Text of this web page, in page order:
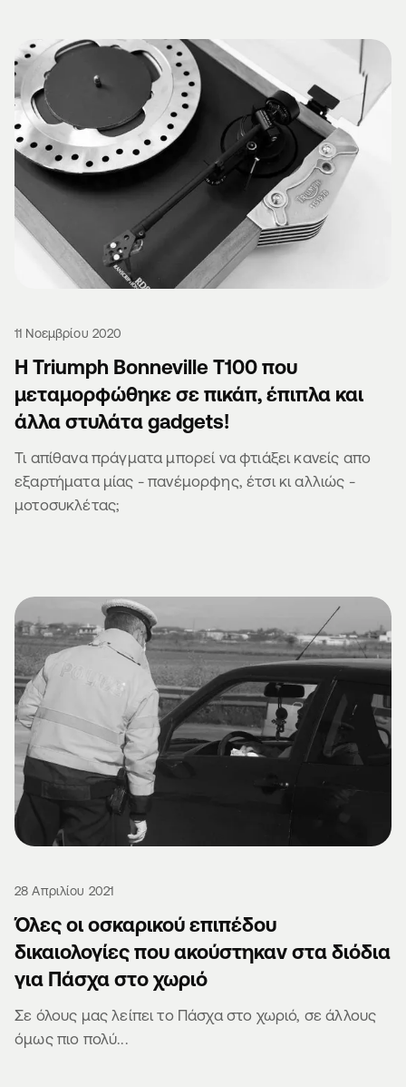
11 Νοεμβρίου 2020
Η Triumph Bonneville T100 που
μεταμορφώθηκε σε πικάπ, έπιπλα και
άλλα στυλάτα gadgets!
Τι απίθανα πράγματα μπορεί να φτιάξει κανείς απο
εξαρτήματα μίας - πανέμορφης, έτσι κι αλλιώς -
μοτοσυκλέτας;
28 Απριλίου 2021
Όλες οι οσκαρικού επιπέδου
δικαιολογίες που ακούστηκαν στα διόδια
για Πάσχα στο χωριό
Σε όλους μας λείπει το Πάσχα στο χωριό, σε άλλους
όμως πιο πολύ...